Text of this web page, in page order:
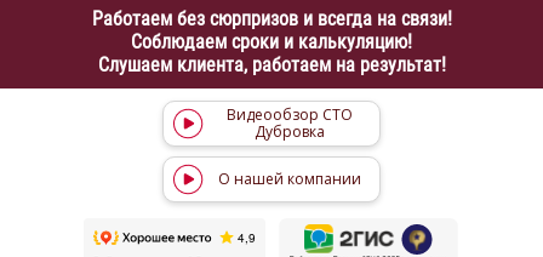
Работаем без сюрпризов и всегда на связи!
Соблюдаем сроки и калькуляцию!
Слушаем клиента, работаем на результат!
Видеообзор СТО
Дубровка
О нашей компании